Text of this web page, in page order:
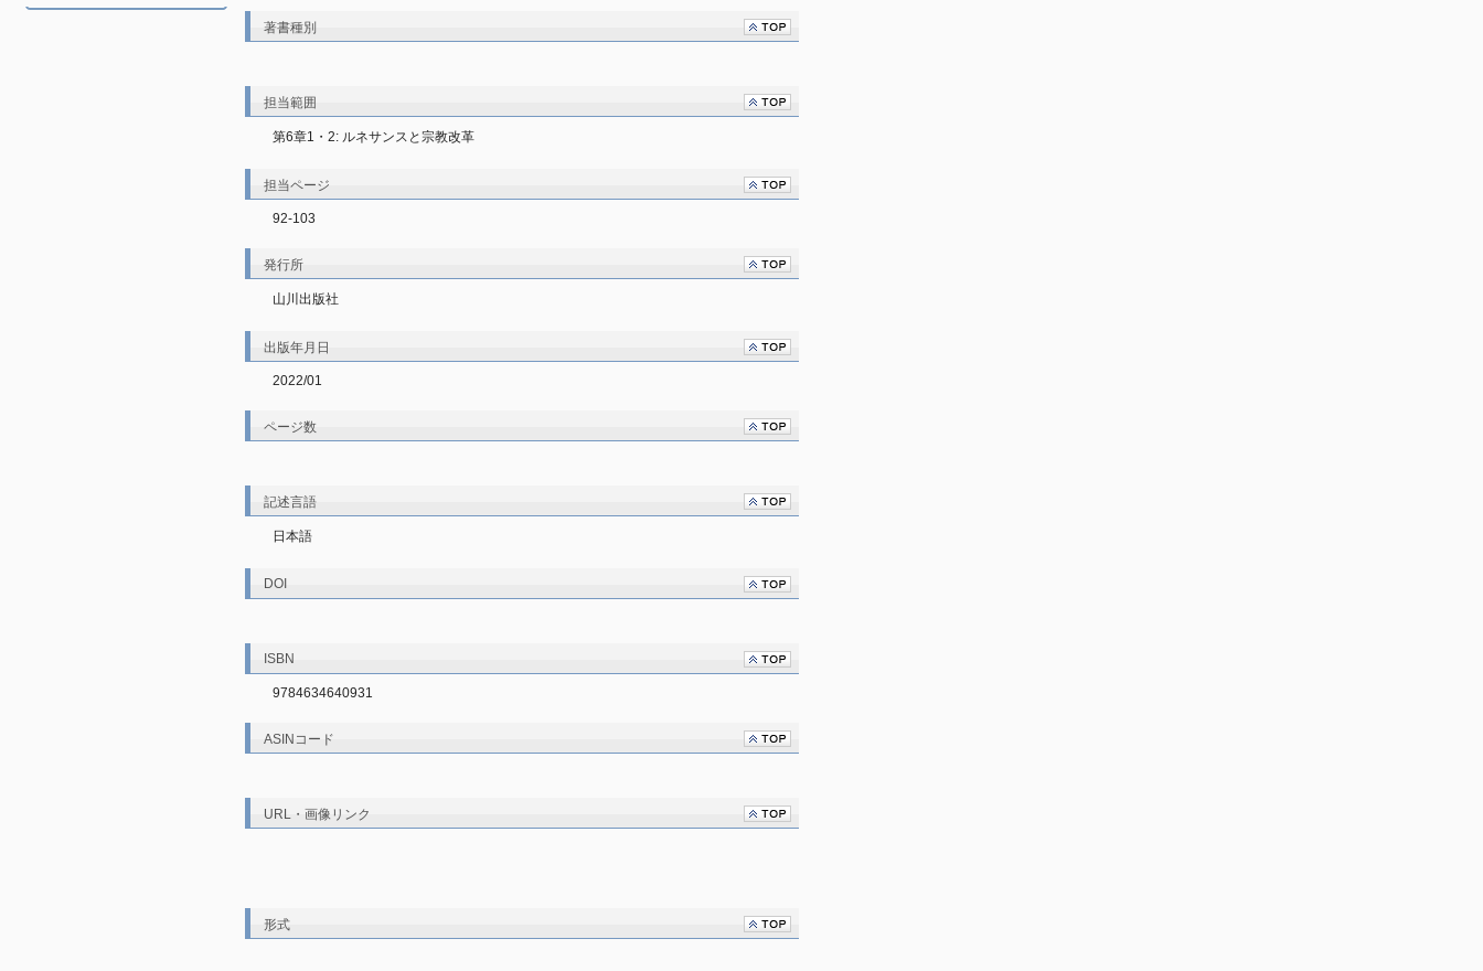
著書種別
担当範囲
第6章1・2: ルネサンスと宗教改革
担当ページ
92-103
発行所
山川出版社
出版年月日
2022/01
ページ数
記述言語
日本語
DOI
ISBN
9784634640931
ASINコード
URL・画像リンク
形式